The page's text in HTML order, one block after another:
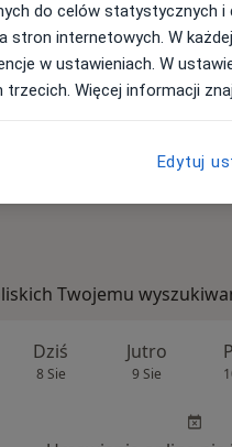
Twojemu
Dziś
8 Sie
Jutro
9 Sie
do celów statystycznych
stron internetowych. W
w ustawieniach. W
Więcej informacji
Edytuj